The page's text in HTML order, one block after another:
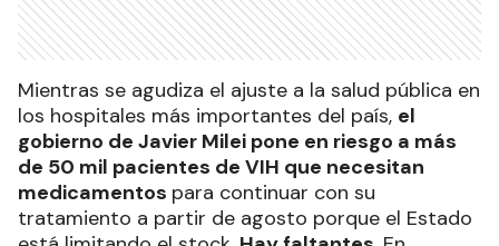
Mientras se agudiza el ajuste a la salud pública en
los hospitales más importantes del país, el
gobierno de Javier Milei pone en riesgo a más
de 50 mil pacientes de VIH que necesitan
medicamentos para continuar con su
tratamiento a partir de agosto porque el Estado